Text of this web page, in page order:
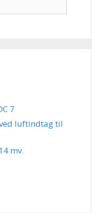
7
luftindtag til
mv.